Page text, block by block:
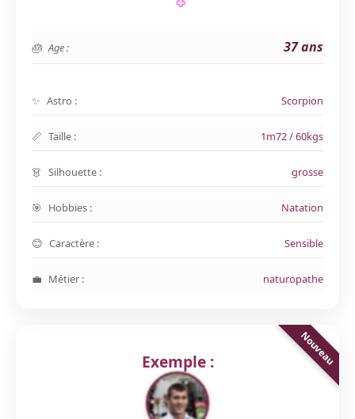
Age : 37 ans
Astro : Scorpion
Taille : 1m72 / 60kgs
Silhouette : grosse
Hobbies : Natation
Caractère : Sensible
Métier : naturopathe
Exemple :